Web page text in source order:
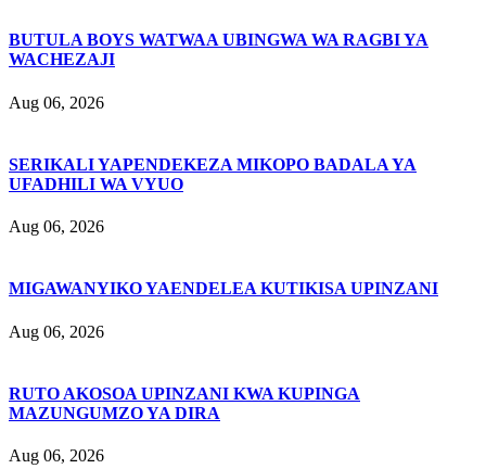
BUTULA BOYS WATWAA UBINGWA WA RAGBI YA
WACHEZAJI
Aug 06, 2026
SERIKALI YAPENDEKEZA MIKOPO BADALA YA
UFADHILI WA VYUO
Aug 06, 2026
MIGAWANYIKO YAENDELEA KUTIKISA UPINZANI
Aug 06, 2026
RUTO AKOSOA UPINZANI KWA KUPINGA
MAZUNGUMZO YA DIRA
Aug 06, 2026